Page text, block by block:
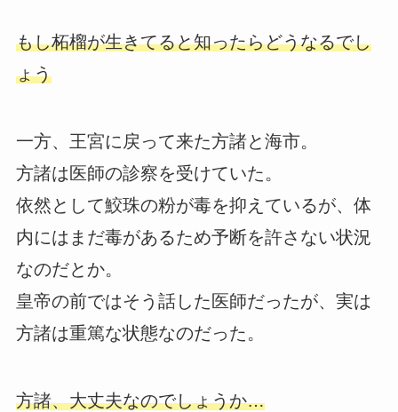
もし柘榴が生きてると知ったらどうなるでし
ょう
一方、王宮に戻って来た方諸と海市。
方諸は医師の診察を受けていた。
依然として鮫珠の粉が毒を抑えているが、体
内にはまだ毒があるため予断を許さない状況
なのだとか。
皇帝の前ではそう話した医師だったが、実は
方諸は重篤な状態なのだった。
方諸、大丈夫なのでしょうか…